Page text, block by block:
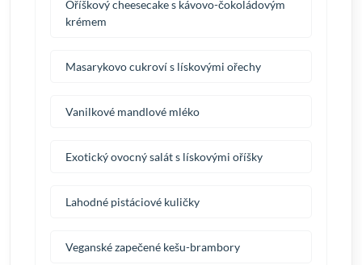
Oříškový cheesecake s kávovo-čokoládovým
krémem
Masarykovo cukroví s lískovými ořechy
Vanilkové mandlové mléko
Exotický ovocný salát s lískovými oříšky
Lahodné pistáciové kuličky
Veganské zapečené kešu-brambory